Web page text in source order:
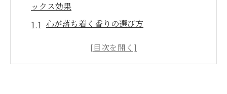
ックス効果
心が落ち着く香りの選び方